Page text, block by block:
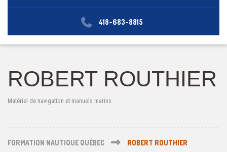
418-683-8815
ROBERT ROUTHIER
Matériel de navigation et manuels marins
FORMATION NAUTIQUE QUÉBEC ROBERT ROUTHIER